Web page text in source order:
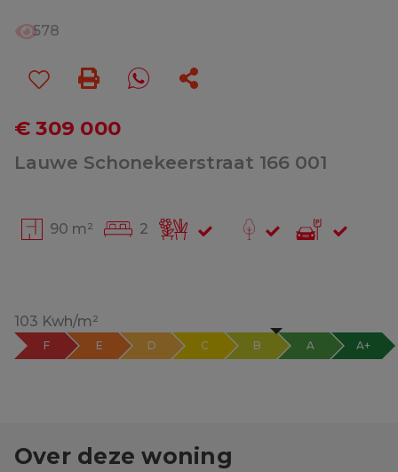
578
€ 309 000
Lauwe Schonekeerstraat 166 001
90 m² 2
103 Kwh/m²
F E D C B A A+
Over deze woning